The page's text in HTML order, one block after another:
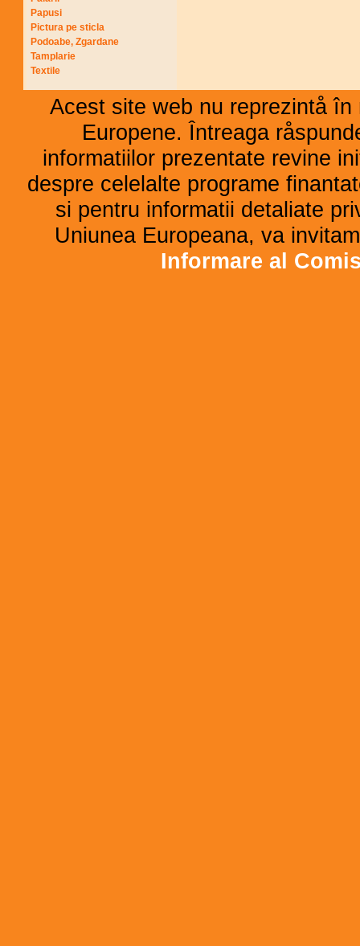
Papusi
Pictura pe sticla
Podoabe, Zgardane
Tamplarie
Textile
Acest site web nu reprezintå
Europene. Întreaga
informatiilor prezentate revine
despre celelalte programe
si pentru informatii detaliate
Uniunea Europeana, va
Informare al